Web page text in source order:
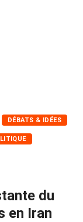
DÉBATS & IDÉES
du
en Iran